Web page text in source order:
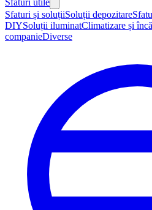
Sfaturi utile
Sfaturi și soluțiiSoluții depozitare
DIYSoluții iluminatClimatizare și
companieDiverse